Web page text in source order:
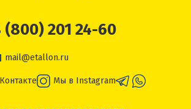
(800) 201 24-60
mail@etallon.ru
Мы в Instagram